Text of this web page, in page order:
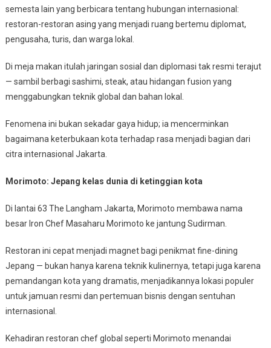
semesta lain yang berbicara tentang hubungan internasional:
restoran-restoran asing yang menjadi ruang bertemu diplomat,
pengusaha, turis, dan warga lokal.
Di meja makan itulah jaringan sosial dan diplomasi tak resmi terajut
— sambil berbagi sashimi, steak, atau hidangan fusion yang
menggabungkan teknik global dan bahan lokal.
Fenomena ini bukan sekadar gaya hidup; ia mencerminkan
bagaimana keterbukaan kota terhadap rasa menjadi bagian dari
citra internasional Jakarta.
Morimoto: Jepang kelas dunia di ketinggian kota
Di lantai 63 The Langham Jakarta, Morimoto membawa nama
besar Iron Chef Masaharu Morimoto ke jantung Sudirman.
Restoran ini cepat menjadi magnet bagi penikmat fine-dining
Jepang — bukan hanya karena teknik kulinernya, tetapi juga karena
pemandangan kota yang dramatis, menjadikannya lokasi populer
untuk jamuan resmi dan pertemuan bisnis dengan sentuhan
internasional.
Kehadiran restoran chef global seperti Morimoto menandai